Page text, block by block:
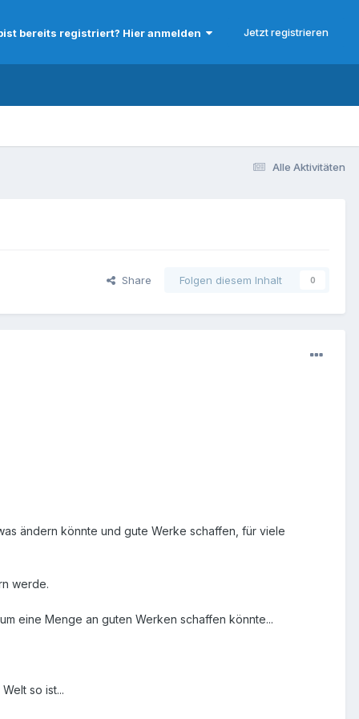
bereits registriert? Hier anmelden Jetzt registrieren
Alle Aktivitäten
Share Folgen diesem Inhalt 0
ändern könnte und gute Werke schaffen, für viele
werde.
eine Menge an guten Werken schaffen könnte...
so ist...